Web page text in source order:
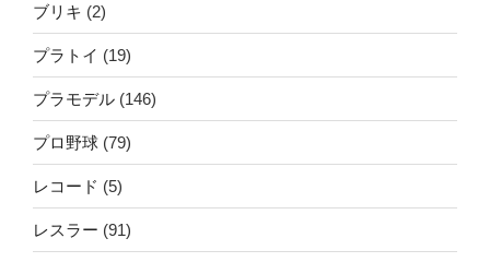
ブリキ (2)
プラトイ (19)
プラモデル (146)
プロ野球 (79)
レコード (5)
レスラー (91)